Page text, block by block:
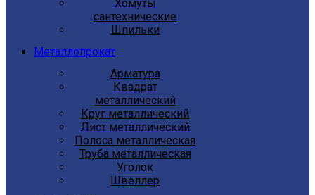
Хомуты
сантехнические
Шпильки
Металлопрокат
Арматура
Квадрат
металлический
Круг металлический
Лист металлический
Полоса металлическая
Труба металлическая
Уголок
Швеллер